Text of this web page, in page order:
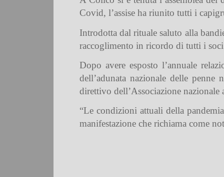
Covid, l’assise ha riunito tutti i
Introdotta dal rituale saluto alla
raccoglimento in ricordo di tutti i soci
Dopo avere esposto l’annuale
dell’adunata nazionale delle
direttivo dell’Associazione
“Le condizioni attuali della
manifestazione che richiama come